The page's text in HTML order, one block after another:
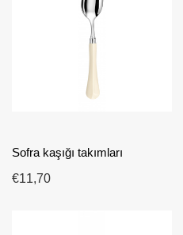
Sofra kaşığı takımları
€11,70